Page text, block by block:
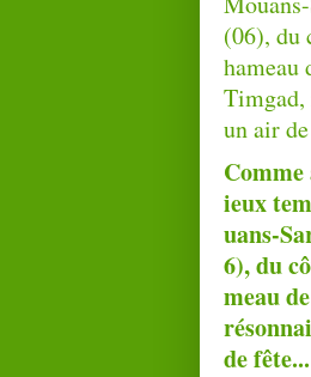
ieux
uans-
6), du
meau
de fête...